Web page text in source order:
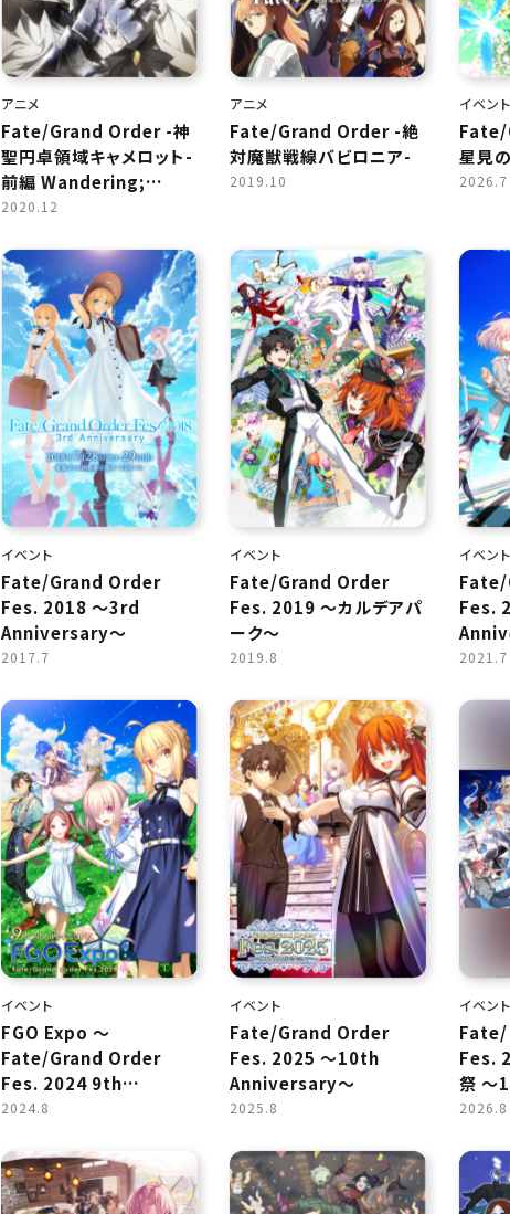
アニメ
Fate/Grand Order -神
聖円卓領域キャメロット-
前編 Wandering;
Agateram
2020.12
アニメ
Fate/Grand Order -絶
対魔獣戦線バビロニア-
2019.10
イベント
Fate/
星見
2026.7
イベント
Fate/Grand Order
Fes. 2018 ～3rd
Anniversary～
2017.7
イベント
Fate/Grand Order
Fes. 2019 ～カルデアパ
ーク～
2019.8
イベント
Fes.
2021.7
イベント
FGO Expo ～
Fate/Grand Order
Fes. 2024 9th
Anniversary～
2024.8
イベント
Fate/Grand Order
Fes. 2025 ～10th
Anniversary～
2025.8
イベント
Fes.
祭 ～
～
2026.8